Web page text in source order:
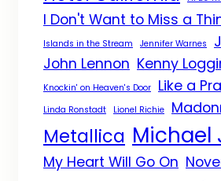
I Don't Want to Miss a
Islands in the Stream Jennifer Warnes
John Lennon Kenny
Knockin' on Heaven's Door Like a
Linda Ronstadt Lionel Richie
Metallica Michael
My Heart Will Go On